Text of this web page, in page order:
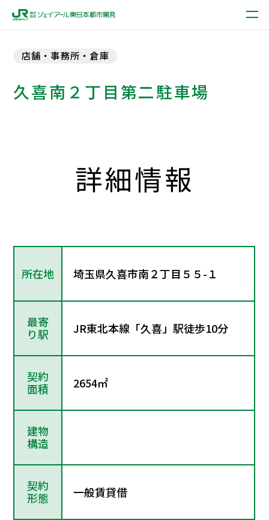
店舗・事務所・倉庫
久喜南２丁目第二駐車場
詳細情報
所在地 埼玉県久喜市南２丁目５５-１
最寄
り駅
JR東北本線「久喜」駅徒歩10分
契約
面積
2654㎡
建物
構造
契約
形態
一般賃貸借